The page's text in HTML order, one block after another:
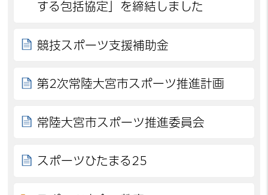
する包括協定」を締結しました
競技スポーツ支援補助金
第2次常陸大宮市スポーツ推進計画
常陸大宮市スポーツ推進委員会
スポーツひたまる25